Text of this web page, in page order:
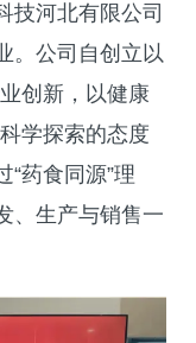
技河北有限公司
。公司自创立以
创新，以健康
学探索的态度
药食同源”理
、生产与销售一